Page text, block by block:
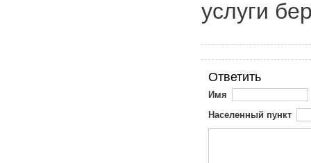
услуги
Ответить
Имя
Населенный пункт